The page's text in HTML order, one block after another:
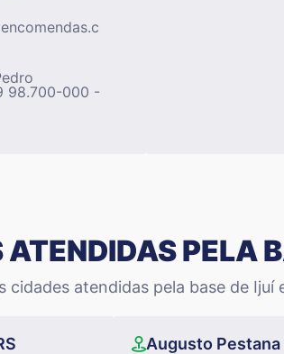
98.700-000 -
PELA
cidades atendidas pela base de Ijuí
Augusto Pestana